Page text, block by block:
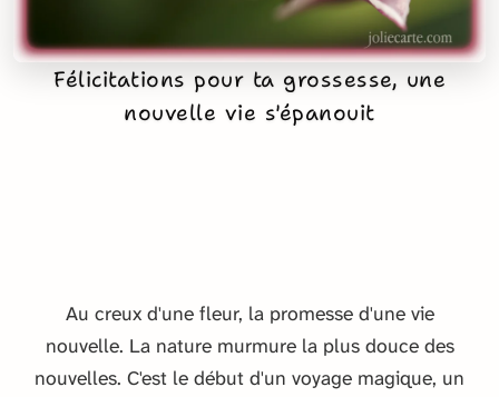
Félicitations pour ta grossesse, une
nouvelle vie s'épanouit
Au creux d'une fleur, la promesse d'une vie
nouvelle. La nature murmure la plus douce des
nouvelles. C'est le début d'un voyage magique, un